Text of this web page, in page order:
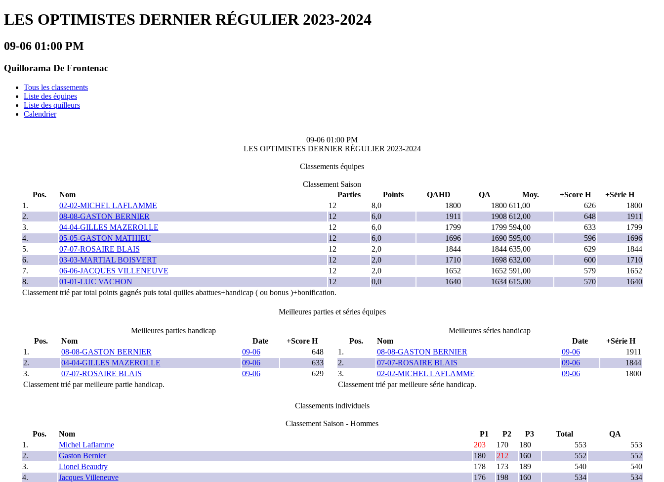
LES OPTIMISTES DERNIER RÉGULIER 2023-2024
09-06 01:00 PM
Quillorama De Frontenac
Tous les classements
Liste des équipes
Liste des quilleurs
Calendrier
09-06 01:00 PM
LES OPTIMISTES DERNIER RÉGULIER 2023-2024
Classements équipes
Classement Saison
Pos.
Nom Parties Points QAHD QA Moy. +Score H
+Série H
1.
02-02-MICHEL LAFLAMME 12 8,0 1800 1800 611,00 626
1800
2.
08-08-GASTON BERNIER 12 6,0 1911 1908 612,00 648
1911
3.
04-04-GILLES MAZEROLLE 12 6,0 1799 1799 594,00 633
1799
4.
05-05-GASTON MATHIEU 12 6,0 1696 1690 595,00 596
1696
5.
07-07-ROSAIRE BLAIS 12 2,0 1844 1844 635,00 629
1844
6.
03-03-MARTIAL BOISVERT 12 2,0 1710 1698 632,00 600
1710
7.
06-06-JACQUES VILLENEUVE 12 2,0 1652 1652 591,00 579
1652
8.
01-01-LUC VACHON 12 0,0 1640 1634 615,00 570
1640
Classement trié par total points gagnés puis total quilles abattues+handicap ( ou bonus )+bonification.
Meilleures parties et séries équipes
Meilleures parties handicap
Pos.
Nom Date
+Score H
1.
08-08-GASTON BERNIER 09-06
648
2.
04-04-GILLES MAZEROLLE 09-06
633
3.
07-07-ROSAIRE BLAIS 09-06
629
Classement trié par meilleure partie handicap.
Meilleures séries handicap
Pos.
Nom Date
+Série H
1.
08-08-GASTON BERNIER 09-06
1911
2.
07-07-ROSAIRE BLAIS 09-06
1844
3.
02-02-MICHEL LAFLAMME 09-06
1800
Classement trié par meilleure série handicap.
Classements individuels
Classement Saison - Hommes
Pos.
Nom P1 P2 P3 Total
QA
1.
Michel Laflamme 203 170 180 553
553
2.
Gaston Bernier 180 212 160 552
552
3.
Lionel Beaudry 178 173 189 540
540
4.
Jacques Villeneuve 176 198 160 534
534